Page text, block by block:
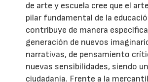
de arte y escuela cree que el
pilar fundamental de la
contribuye de manera
generación de nuevos
narrativas, de pensamiento
nuevas sensibilidades, siendo
ciudadanía. Frente a la